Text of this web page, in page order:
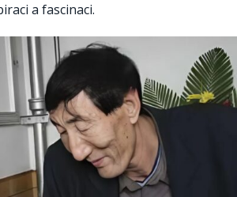
a fascinaci.